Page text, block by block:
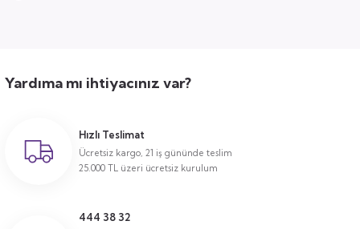
Yardıma mı ihtiyacınız var?
Hızlı Teslimat
Ücretsiz kargo, 21 iş gününde teslim
25.000 TL üzeri ücretsiz kurulum
444 38 32